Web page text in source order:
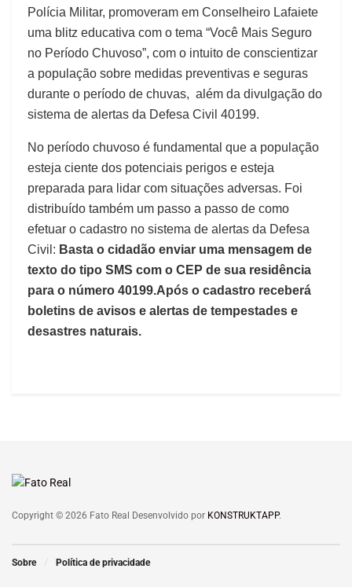
Polícia Militar, promoveram em Conselheiro Lafaiete
uma blitz educativa com o tema “Você Mais Seguro
no Período Chuvoso”, com o intuito de conscientizar
a população sobre medidas preventivas e seguras
durante o período de chuvas, além da divulgação do
sistema de alertas da Defesa Civil 40199.
No período chuvoso é fundamental que a população
esteja ciente dos potenciais perigos e esteja
preparada para lidar com situações adversas. Foi
distribuído também um passo a passo de como
efetuar o cadastro no sistema de alertas da Defesa
Civil: Basta o cidadão enviar uma mensagem de
texto do tipo SMS com o CEP de sua residência
para o número 40199.Após o cadastro receberá
boletins de avisos e alertas de tempestades e
desastres naturais.
Copyright © 2026 Fato Real Desenvolvido por KONSTRUKTAPP.
Sobre Política de privacidade